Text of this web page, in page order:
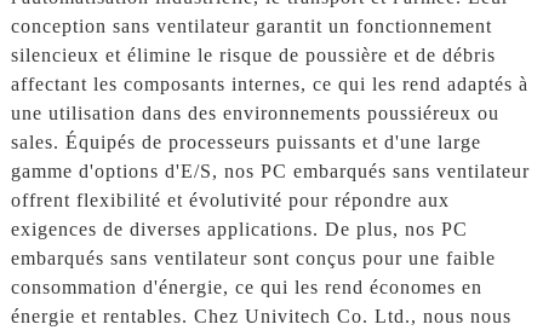
conception sans ventilateur garantit un fonctionnement
silencieux et élimine le risque de poussière et de débris
affectant les composants internes, ce qui les rend adaptés à
une utilisation dans des environnements poussiéreux ou
sales. Équipés de processeurs puissants et d'une large
gamme d'options d'E/S, nos PC embarqués sans ventilateur
offrent flexibilité et évolutivité pour répondre aux
exigences de diverses applications. De plus, nos PC
embarqués sans ventilateur sont conçus pour une faible
consommation d'énergie, ce qui les rend économes en
énergie et rentables. Chez Univitech Co. Ltd., nous nous